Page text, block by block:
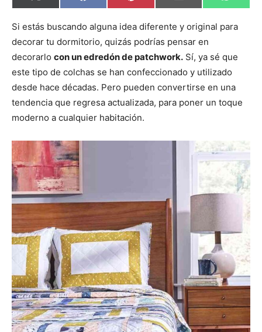
o
p
r
i
r
e
n
(
w
t
t
e
r
)
o
p
r
i
r
e
n
a
e
o
o
k
o
p
r
i
r
e
n
i
t
r
e
s
t
o
p
r
i
r
e
n
m
i
o
p
i
r
e
n
h
t
p
p
Si estás buscando alguna idea diferente y original para
decorar tu dormitorio, quizás podrías pensar en
decorarlo con un edredón de patchwork. Sí, ya sé que
este tipo de colchas se han confeccionado y utilizado
desde hace décadas. Pero pueden convertirse en una
tendencia que regresa actualizada, para poner un toque
moderno a cualquier habitación.